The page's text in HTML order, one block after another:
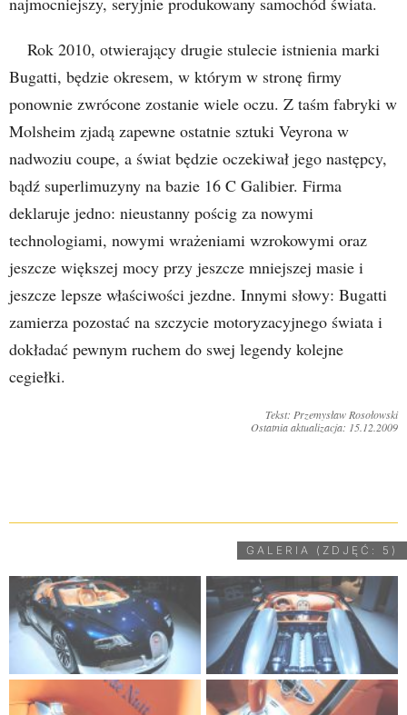
Rok 2010, otwierający drugie stulecie istnienia marki
Bugatti, będzie okresem, w którym w stronę firmy
ponownie zwrócone zostanie wiele oczu. Z taśm fabryki w
Molsheim zjadą zapewne ostatnie sztuki Veyrona w
nadwoziu coupe, a świat będzie oczekiwał jego następcy,
bądź superlimuzyny na bazie 16 C Galibier. Firma
deklaruje jedno: nieustanny pościg za nowymi
technologiami, nowymi wrażeniami wzrokowymi oraz
jeszcze większej mocy przy jeszcze mniejszej masie i
jeszcze lepsze właściwości jezdne. Innymi słowy: Bugatti
zamierza pozostać na szczycie motoryzacyjnego świata i
dokładać pewnym ruchem do swej legendy kolejne
cegiełki.
Tekst: Przemysław Rosołowski
Ostatnia aktualizacja: 15.12.2009
GALERIA (ZDJĘĆ: 5)